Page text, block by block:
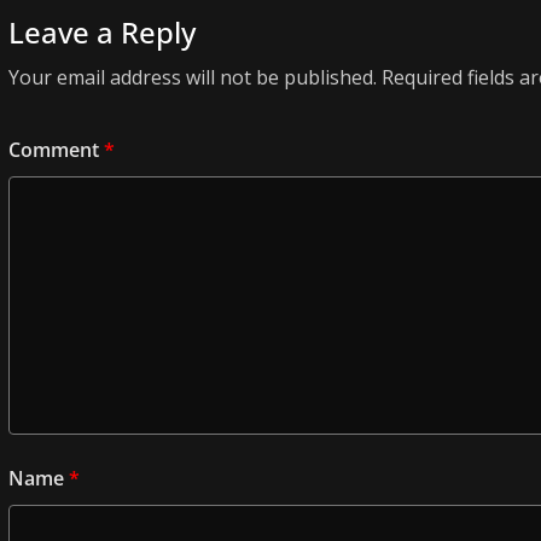
Leave a Reply
Your email address will not be published. Required fields
Comment*
Name*